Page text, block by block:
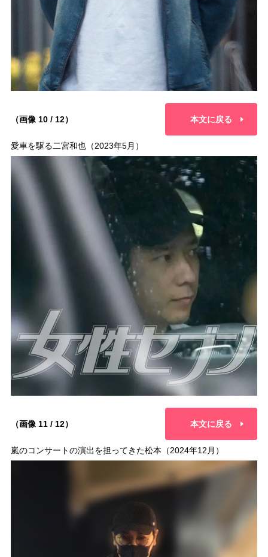
（画像 10 / 12） 本文に戻る
愛車を駆る二宮和也（2023年5月）
（画像 11 / 12） 本文に戻る
嵐のコンサートの演出を担ってきた松本（2024年12月）